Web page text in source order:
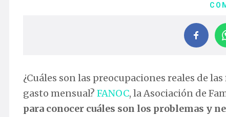
¿Cuáles son las preocupaciones reales de
gasto mensual? FANOC, la Asociación de
para conocer cuáles son los problemas y